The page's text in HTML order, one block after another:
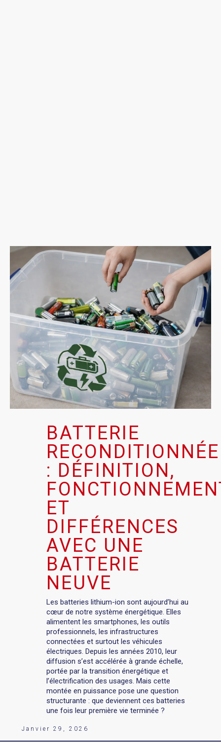
BATTERIE
RECONDITIONNÉE
: DÉFINITION,
ET
DIFFÉRENCES
AVEC UNE
BATTERIE
NEUVE
Les batteries lithium-ion sont aujourd’hui au
cœur de notre système énergétique. Elles
alimentent les smartphones, les outils
professionnels, les infrastructures
connectées et surtout les véhicules
électriques. Depuis les années 2010, leur
diffusion s’est accélérée à grande échelle,
portée par la transition énergétique et
l’électrification des usages. Mais cette
montée en puissance pose une question
structurante : que deviennent ces batteries
une fois leur première vie terminée ?
Janvier 29, 2026